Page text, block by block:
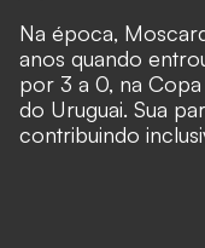
Na época,
anos quando
por 3 a 0, na
do Uruguai. Sua
contribuindo